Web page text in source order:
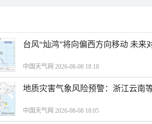
台风“灿鸿”将向偏西方向移动 未来
中国天气网 2026-08-08 18:18
地质灾害气象风险预警：浙江云南
中国天气网 2026-08-08 18:05